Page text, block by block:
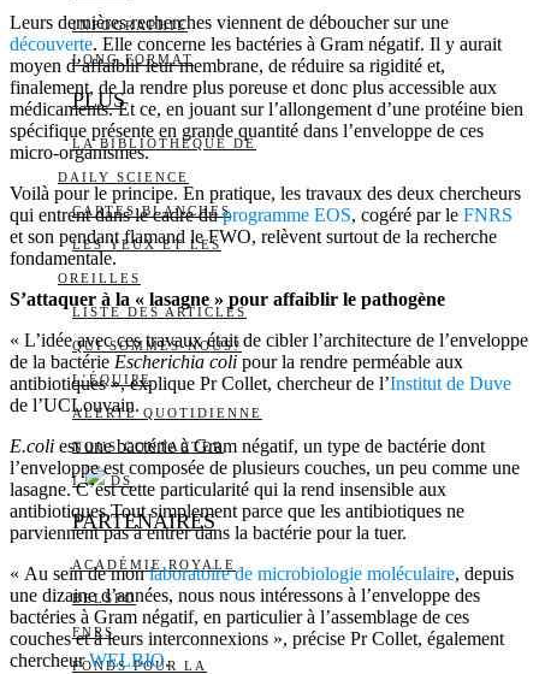
INFOGRAPHIE
LONG FORMAT
PLUS
LA BIBLIOTHÈQUE DE
DAILY SCIENCE
CARTES BLANCHES
LES YEUX ET LES
OREILLES
LISTE DES ARTICLES
QUI SOMMES-NOUS?
L’ÉQUIPE
ALERTE QUOTIDIENNE
NOUS CONTACTER
I DS
PARTENAIRES
ACADÉMIE ROYALE
BELSPO
FNRS
FONDS POUR LA
Leurs dernières recherches viennent de déboucher sur une
découverte. Elle concerne les bactéries à Gram négatif. Il y aurait
moyen d’affaiblir leur membrane, de réduire sa rigidité et,
finalement, de la rendre plus poreuse et donc plus accessible aux
médicaments. Et ce, en jouant sur l’allongement d’une protéine bien
spécifique présente en grande quantité dans l’enveloppe de ces
micro-organismes.
Voilà pour le principe. En pratique, les travaux des deux chercheurs
qui entrent dans le cadre duprogramme EOS, cogéré par le FNRS
et son pendant flamand le FWO, relèvent surtout de la recherche
fondamentale.
S’attaquer à la « lasagne » pour affaiblir le pathogène
« L’idée avec ces travaux était de cibler l’architecture de l’enveloppe
de la bactérie Escherichia coli pour la rendre perméable aux
antibiotiques », explique Pr Collet, chercheur de l’Institut de Duve
de l’UCLouvain.
E.coli est une bactérie à Gram négatif, un type de bactérie dont
l’enveloppe est composée de plusieurs couches, un peu comme une
lasagne. C’est cette particularité qui la rend insensible aux
antibiotiques.Tout simplement parce que les antibiotiques ne
parviennent pas à entrer dans la bactérie pour la tuer.
« Au sein de monlaboratoire de microbiologie moléculaire, depuis
une dizaine d’années, nous nous intéressons à l’enveloppe des
bactéries à Gram négatif, en particulier à l’assemblage de ces
couches et à leurs interconnexions », précise Pr Collet, également
chercheurWELBIO.